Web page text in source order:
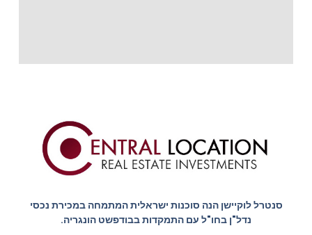
סנטרל לוקיישן הנה סוכנות ישראלית המתמחה במכירת נכסי
נדל"ן בחו"ל עם התמקדות בבודפשט הונגריה.